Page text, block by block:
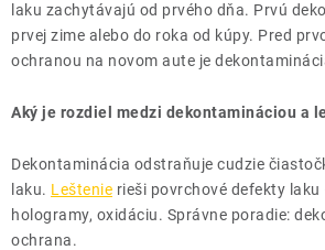
laku zachytávajú od prvého dňa. Prvú
prvej zime alebo do roka od kúpy. Pred
ochranou na novom aute je
Aký je rozdiel medzi dekontamináciou a
Dekontaminácia odstraňuje cudzie
laku. Leštenie rieši povrchové defekty laku
hologramy, oxidáciu. Správne poradie:
ochrana.